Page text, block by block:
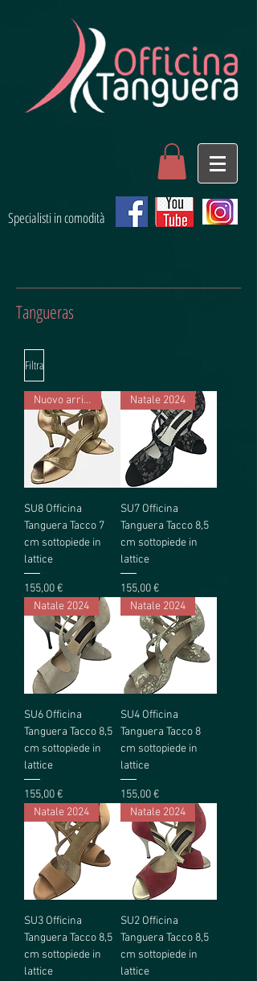
Specialisti in comodità
Tangueras
Filtra
Nuovo arrivo 2025
SU8 Officina
Tanguera Tacco 7
cm sottopiede in
lattice
Prezzo
155,00 €
Natale 2024
SU7 Officina
Tanguera Tacco 8,5
cm sottopiede in
lattice
Prezzo
155,00 €
Natale 2024
SU6 Officina
Tanguera Tacco 8,5
cm sottopiede in
lattice
Prezzo
155,00 €
Natale 2024
SU4 Officina
Tanguera Tacco 8
cm sottopiede in
lattice
Prezzo
155,00 €
Natale 2024
SU3 Officina
Tanguera Tacco 8,5
cm sottopiede in
lattice
Natale 2024
SU2 Officina
Tanguera Tacco 8,5
cm sottopiede in
lattice